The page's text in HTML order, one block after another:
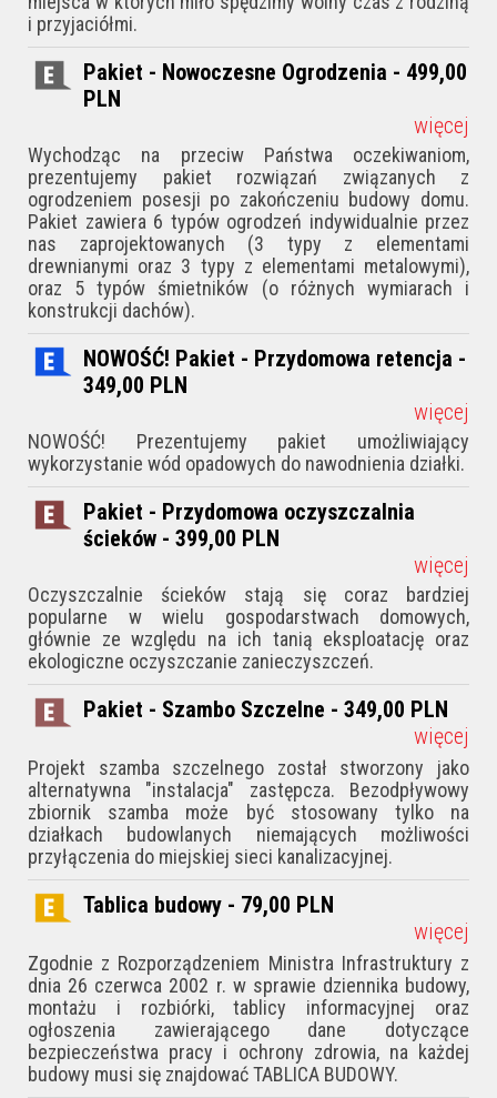
i przyjaciółmi.
Pakiet - Nowoczesne Ogrodzenia - 499,00
PLN
więcej
Wychodząc na przeciw Państwa oczekiwaniom,
prezentujemy pakiet rozwiązań związanych z
ogrodzeniem posesji po zakończeniu budowy domu.
Pakiet zawiera 6 typów ogrodzeń indywidualnie przez
nas zaprojektowanych (3 typy z elementami
drewnianymi oraz 3 typy z elementami metalowymi),
oraz 5 typów śmietników (o różnych wymiarach i
konstrukcji dachów).
NOWOŚĆ! Pakiet - Przydomowa retencja -
349,00 PLN
więcej
NOWOŚĆ! Prezentujemy pakiet umożliwiający
wykorzystanie wód opadowych do nawodnienia działki.
Pakiet - Przydomowa oczyszczalnia
ścieków - 399,00 PLN
więcej
Oczyszczalnie ścieków stają się coraz bardziej
popularne w wielu gospodarstwach domowych,
głównie ze względu na ich tanią eksploatację oraz
ekologiczne oczyszczanie zanieczyszczeń.
Pakiet - Szambo Szczelne - 349,00 PLN
więcej
Projekt szamba szczelnego został stworzony jako
alternatywna "instalacja" zastępcza. Bezodpływowy
zbiornik szamba może być stosowany tylko na
działkach budowlanych niemających możliwości
przyłączenia do miejskiej sieci kanalizacyjnej.
Tablica budowy - 79,00 PLN
więcej
Zgodnie z Rozporządzeniem Ministra Infrastruktury z
dnia 26 czerwca 2002 r. w sprawie dziennika budowy,
montażu i rozbiórki, tablicy informacyjnej oraz
ogłoszenia zawierającego dane dotyczące
bezpieczeństwa pracy i ochrony zdrowia, na każdej
budowy musi się znajdować TABLICA BUDOWY.